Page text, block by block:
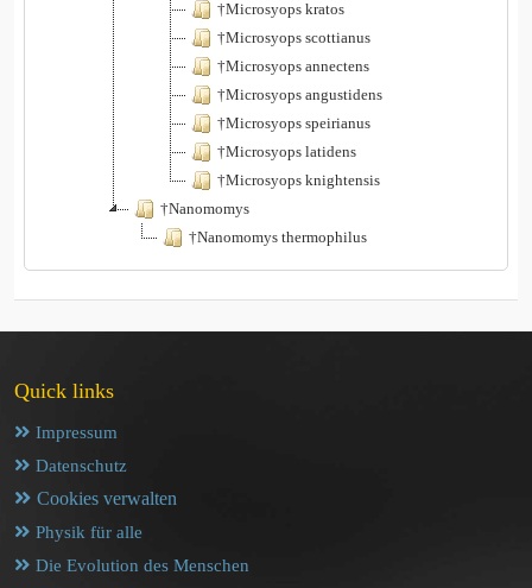
†Microsyops kratos
†Microsyops scottianus
†Microsyops annectens
†Microsyops angustidens
†Microsyops speirianus
†Microsyops latidens
†Microsyops knightensis
†Nanomomys
†Nanomomys thermophilus
Quick links
Impressum
Datenschutz
Cookies verwalten
Physik für alle
Die Evolution des Menschen